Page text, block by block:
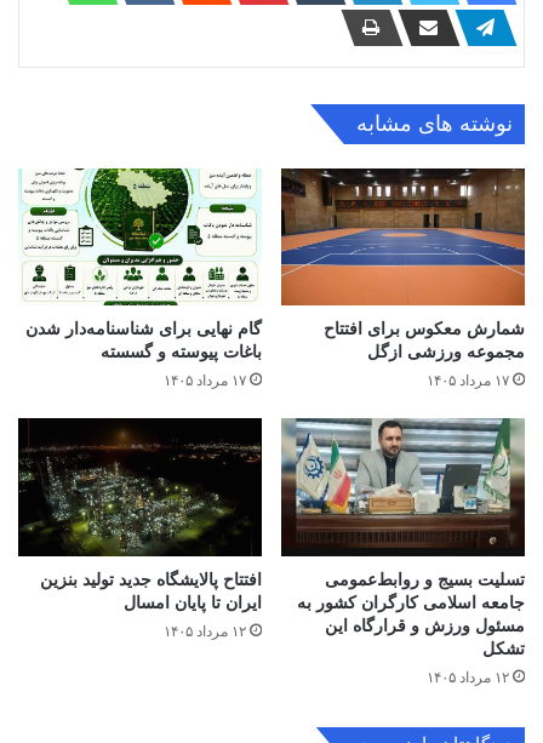
نوشته های مشابه
شمارش معکوس برای افتتاح
مجموعه ورزشی ازگل
۱۷ مرداد ۱۴۰۵
گام نهایی برای شناسنامه‌دار شدن
باغات پیوسته و گسسته
۱۷ مرداد ۱۴۰۵
تسلیت بسیج و روابط‌عمومی
جامعه اسلامی کارگران کشور به
مسئول ورزش و قرارگاه این
تشکل
۱۲ مرداد ۱۴۰۵
افتتاح ‌پالایشگاه جدید تولید بنزین
ایران تا پایان امسال
۱۲ مرداد ۱۴۰۵